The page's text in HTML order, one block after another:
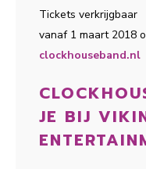
Tickets verkrijgbaar
vanaf 1 maart 2018
clockhouseband.nl
JE BIJ